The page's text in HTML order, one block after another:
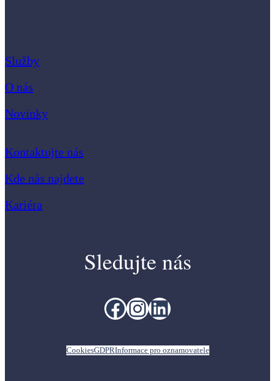
Služby
O nás
Novinky
Kontaktujte nás
Kde nás najdete
Kariéra
Sledujte nás
Facebook Instagram LinkedIn
CookiesGDPRInformace pro oznamovatele